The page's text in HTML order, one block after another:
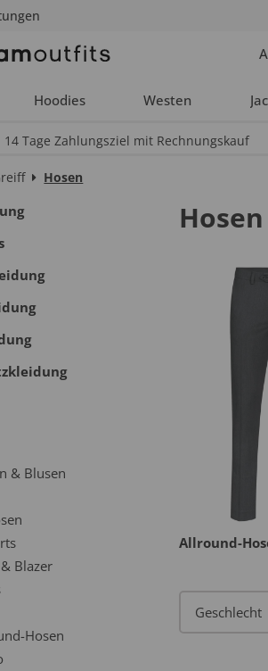
Hoodies Westen
14 Tage Zahlungsziel mit Rechnungskauf
Hosen
& Blusen
Blazer
Hosen
Hosen
Allround-